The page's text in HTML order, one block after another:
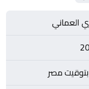
العماني